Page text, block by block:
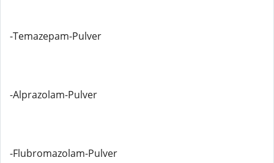
-Temazepam-Pulver
-Alprazolam-Pulver
-Flubromazolam-Pulver